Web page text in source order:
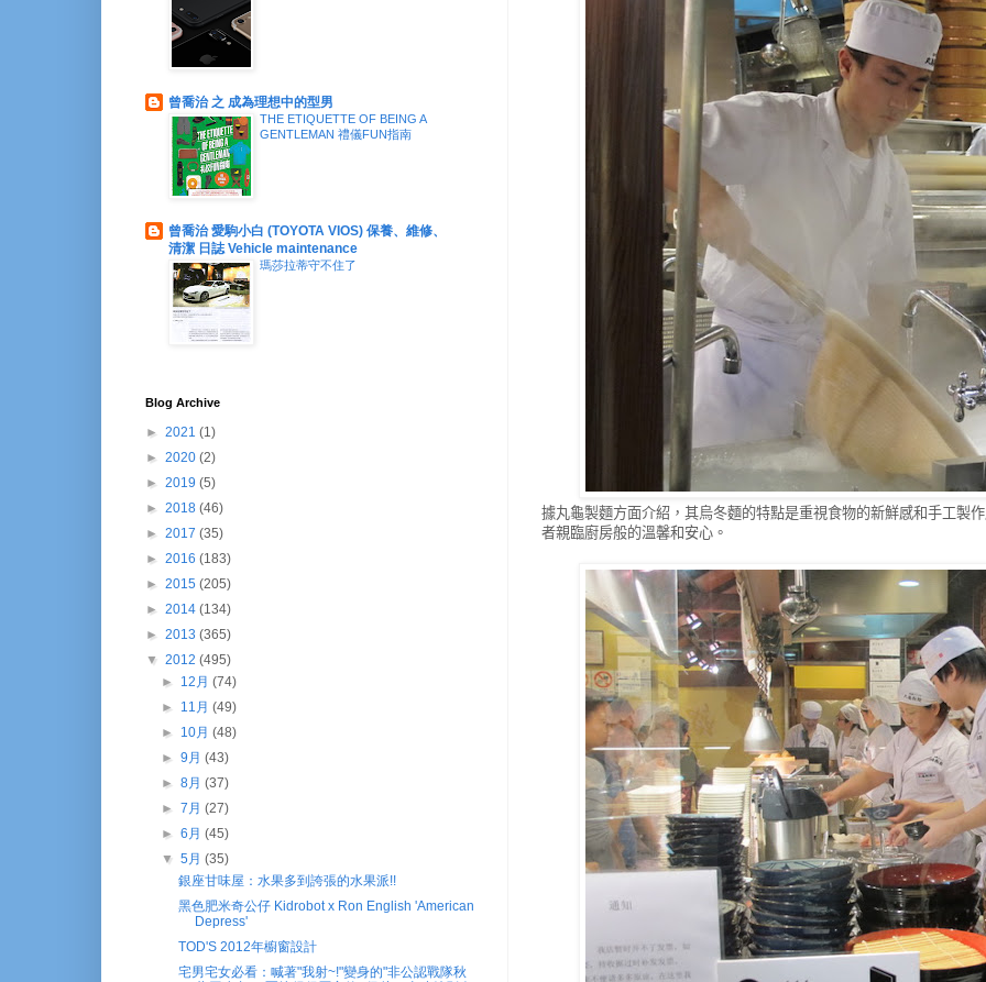
據丸龜製麵方面介紹，其烏冬麵的特點是重視食物的新鮮感和手工製
者親臨廚房般的溫馨和安心。
曾喬治 之 成為理想中的型男
THE ETIQUETTE OF BEING A
GENTLEMAN 禮儀FUN指南
曾喬治 愛駒小白 (TOYOTA VIOS) 保養、維修、
清潔 日誌 Vehicle maintenance
瑪莎拉蒂守不住了
Blog Archive
► 2021 (1)
► 2020 (2)
► 2019 (5)
► 2018 (46)
► 2017 (35)
► 2016 (183)
► 2015 (205)
► 2014 (134)
► 2013 (365)
▼ 2012 (495)
► 12月(74)
► 11月(49)
► 10月(48)
►9月(43)
►8月(37)
►7月(27)
►6月(45)
▼5月(35)
銀座甘味屋：水果多到誇張的水果派!!
黑色肥米奇公仔 Kidrobot x Ron English 'American
Depress'
TOD'S 2012年櫥窗設計
宅男宅女必看：喊著"我射~!"變身的"非公認戰隊秋